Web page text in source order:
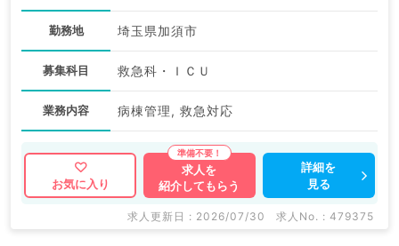
勤務地 埼玉県加須市
募集科目 救急科・ＩＣＵ
業務内容 病棟管理, 救急対応
お気に入り
求人を
紹介してもらう
詳細を
見る
求人更新日 : 2026/07/30 求人No. : 479375